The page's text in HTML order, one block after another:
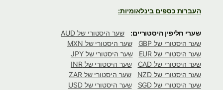
העברות כספים בינלאומיות:
שערי חליפין היסטוריים:
שער היסטורי של AUD
שער היסטורי של GBP
שער היסטורי של MXN
שער היסטורי של EUR
שער היסטורי של JPY
שער היסטורי של CAD
שער היסטורי של INR
שער היסטורי של NZD
שער היסטורי של ZAR
שער היסטורי של SGD
שער היסטורי של USD